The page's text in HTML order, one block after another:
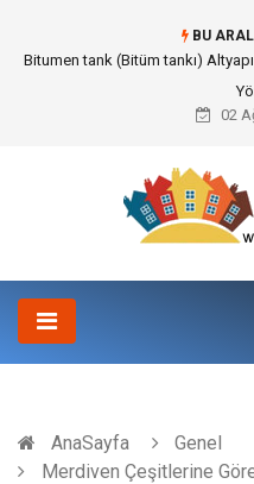
BU
Güvenilir Chip Satışı: Kesintisiz
02
AnaSayfa
Genel
Merdiven Çeşitlerine